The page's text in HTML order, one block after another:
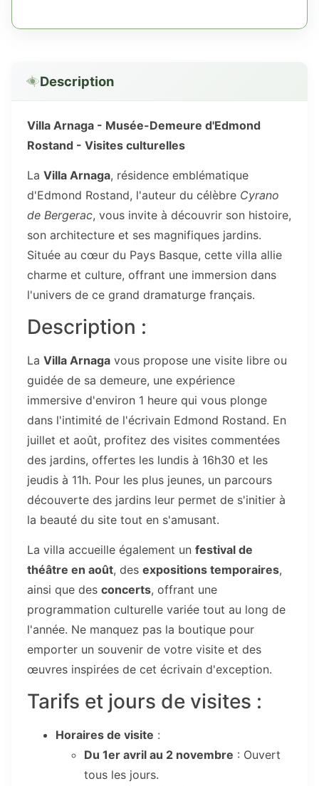
Description
Villa Arnaga - Musée-Demeure d'Edmond
Rostand - Visites culturelles
La Villa Arnaga, résidence emblématique
d'Edmond Rostand, l'auteur du célèbre Cyrano
de Bergerac, vous invite à découvrir son histoire,
son architecture et ses magnifiques jardins.
Située au cœur du Pays Basque, cette villa allie
charme et culture, offrant une immersion dans
l'univers de ce grand dramaturge français.
Description :
La Villa Arnaga vous propose une visite libre ou
guidée de sa demeure, une expérience
immersive d'environ 1 heure qui vous plonge
dans l'intimité de l'écrivain Edmond Rostand. En
juillet et août, profitez des visites commentées
des jardins, offertes les lundis à 16h30 et les
jeudis à 11h. Pour les plus jeunes, un parcours
découverte des jardins leur permet de s'initier à
la beauté du site tout en s'amusant.
La villa accueille également un festival de
théâtre en août, des expositions temporaires,
ainsi que des concerts, offrant une
programmation culturelle variée tout au long de
l'année. Ne manquez pas la boutique pour
emporter un souvenir de votre visite et des
œuvres inspirées de cet écrivain d'exception.
Tarifs et jours de visites :
Horaires de visite :
Du 1er avril au 2 novembre : Ouvert
tous les jours.